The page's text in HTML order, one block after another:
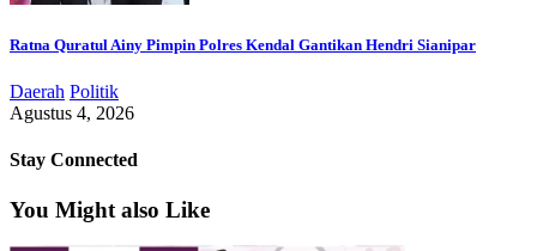
Ratna Quratul Ainy Pimpin Polres Kendal Gantikan Hendri Sianipar
Daerah Politik
Agustus 4, 2026
Stay Connected
You Might also Like